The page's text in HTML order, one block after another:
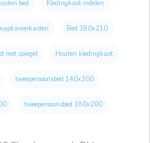
bed Kledingkast indelen
Bed 180x210
met spiegel Houten kledingkast
tweepersoonsbed 140x200
tweepersoonsbed 180x200